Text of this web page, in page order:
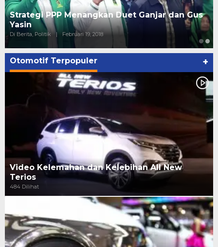
Strategi PPP Menangkan Duet Ganjar dan Gus
Yasin
Di Berita, Politik | Februari 19, 2018
Otomotif Terpopuler +
Video Kelemahan dan Kelebihan All New
Terios
484 Dilihat